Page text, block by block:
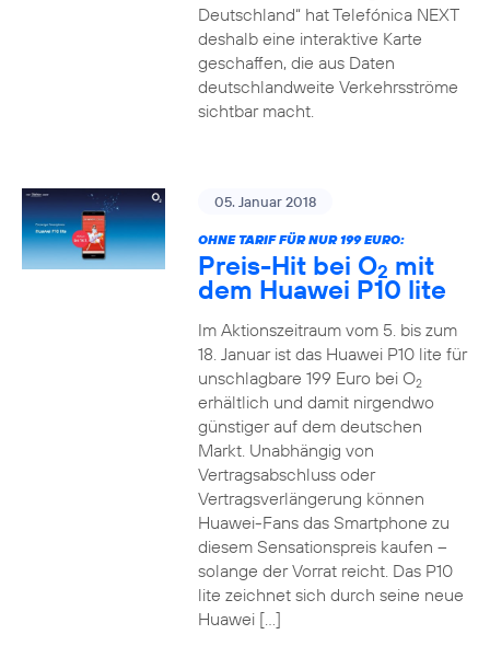
Deutschland“ hat Telefónica NEXT
deshalb eine interaktive Karte
geschaffen, die aus Daten
deutschlandweite Verkehrsströme
sichtbar macht.
05. Januar 2018
OHNE TARIF FÜR NUR 199 EURO:
Preis-Hit bei O2 mit
dem Huawei P10 lite
Im Aktionszeitraum vom 5. bis zum
18. Januar ist das Huawei P10 lite für
unschlagbare 199 Euro bei O2
erhältlich und damit nirgendwo
günstiger auf dem deutschen
Markt. Unabhängig von
Vertragsabschluss oder
Vertragsverlängerung können
Huawei-Fans das Smartphone zu
diesem Sensationspreis kaufen –
solange der Vorrat reicht. Das P10
lite zeichnet sich durch seine neue
Huawei […]